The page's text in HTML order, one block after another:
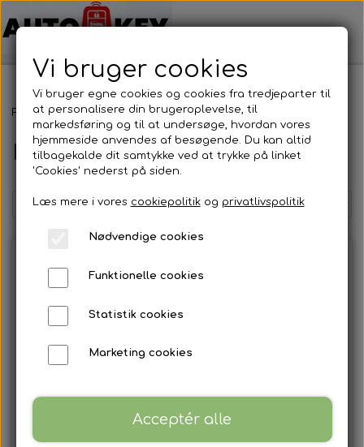
Forside Motorcykel nøgler KTM
KTM
Vi bruger cookies
Vi bruger egne cookies og cookies fra tredjeparter til
at personalisere din brugeroplevelse, til
markedsføring og til at undersøge, hvordan vores
hjemmeside anvendes af besøgende. Du kan altid
tilbagekalde dit samtykke ved at trykke på linket
'Cookies' nederst på siden.
Læs mere i vores cookiepolitikog privatlivspolitik
Nødvendige cookies
Funktionelle cookies
Statistik cookies
Marketing cookies
Acceptér alle